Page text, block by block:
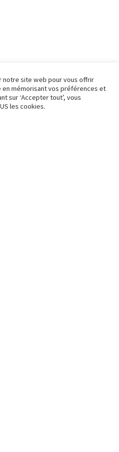
notre site web pour vous offrir
mémorisant vos préférences et
sur ‘Accepter tout’, vous
les cookies.